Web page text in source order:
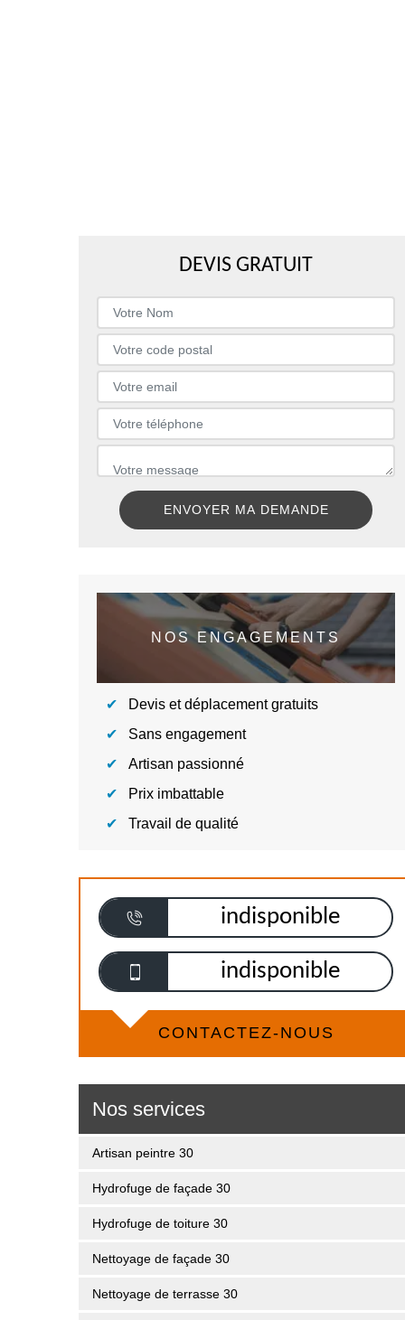
DEVIS GRATUIT
NOS ENGAGEMENTS
Devis et déplacement gratuits
Sans engagement
Artisan passionné
Prix imbattable
Travail de qualité
indisponible
indisponible
CONTACTEZ-NOUS
Nos services
Artisan peintre 30
Hydrofuge de façade 30
Hydrofuge de toiture 30
Nettoyage de façade 30
Nettoyage de terrasse 30